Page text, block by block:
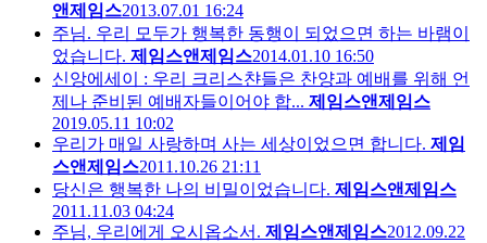
앤제임스2013.07.01 16:24
주님. 우리 모두가 행복한 동행이 되었으면 하는 바램이
었습니다. 제임스앤제임스2014.01.10 16:50
신앙에세이 : 우리 크리스챤들은 찬양과 예배를 위해 언
제나 준비된 예배자들이어야 합... 제임스앤제임스
2019.05.11 10:02
우리가 매일 사랑하며 사는 세상이었으면 합니다. 제임
스앤제임스2011.10.26 21:11
당신은 행복한 나의 비밀이었습니다. 제임스앤제임스
2011.11.03 04:24
주님, 우리에게 오시옵소서. 제임스앤제임스2012.09.22